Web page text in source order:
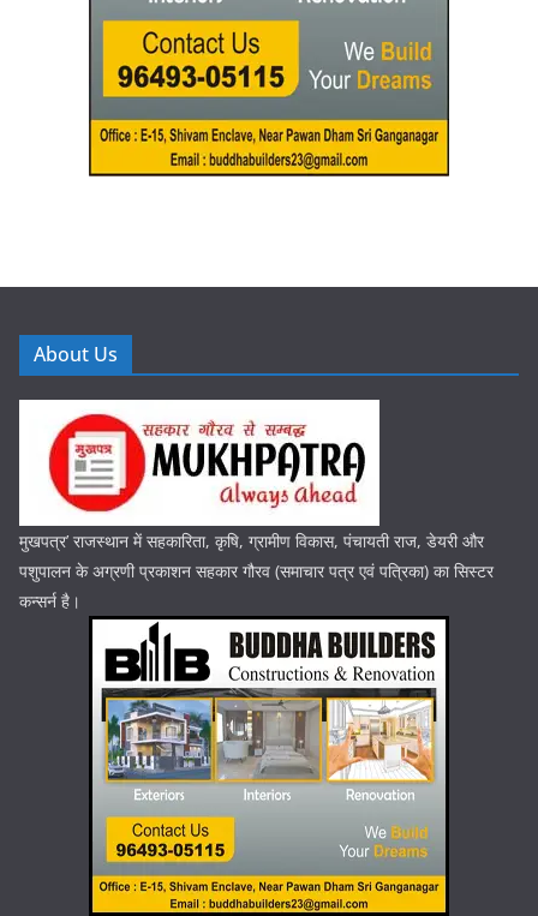
About Us
मुखपत्र’ राजस्थान में सहकारिता, कृषि, ग्रामीण विकास, पंचायती राज, डेयरी और
पशुपालन के अग्रणी प्रकाशन सहकार गौरव (समाचार पत्र एवं पत्रिका) का सिस्टर
कन्सर्न है।